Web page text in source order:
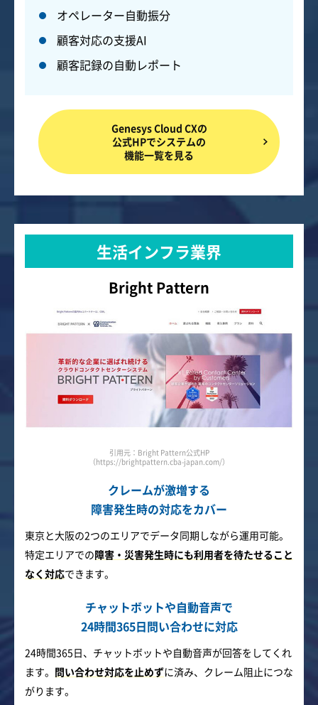
オペレーター自動振分
顧客対応の支援AI
顧客記録の自動レポート
Genesys Cloud CXの
公式HPでシステムの
機能一覧を見る
生活インフラ業界
Bright Pattern
引用元：Bright Pattern公式HP
（https://brightpattern.cba-japan.com/）
クレームが激増する
障害発生時の対応をカバー
東京と大阪の2つのエリアでデータ同期しながら運用可能。
特定エリアでの障害・災害発生時にも利用者を待たせること
なく対応できます。
チャットボットや自動音声で
24時間365日問い合わせに対応
24時間365日、チャットボットや自動音声が回答をしてくれ
ます。 問い合わせ対応を止めずに済み、クレーム阻止につな
がります。